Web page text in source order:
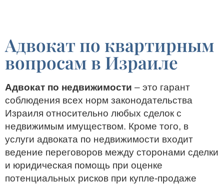
Адвокат по квартирным
вопросам в Израиле
Адвокат по недвижимости – это гарант
соблюдения всех норм законодательства
Израиля относительно любых сделок с
недвижимым имуществом. Кроме того, в
услуги адвоката по недвижимости входит
ведение переговоров между сторонами сделки
и юридическая помощь при оценке
потенциальных рисков при купле-продаже